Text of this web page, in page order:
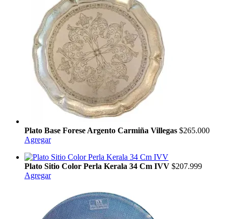
Plato Base Forese Argento Carmiña Villegas $265.000
Agregar
Plato Sitio Color Perla Kerala 34 Cm IVV $207.999
Agregar